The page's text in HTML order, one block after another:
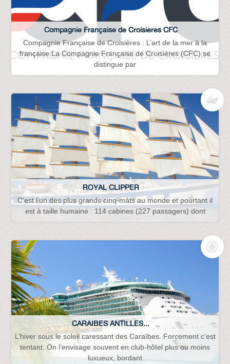
Compagnie Française de Croisières CFC
Compagnie Française de Croisières : L’art de la mer à la
française La Compagnie Française de Croisières (CFC) se
distingue par
ROYAL CLIPPER
C’est l’un des plus grands cinq-mâts au monde et pourtant il
est à taille humaine : 114 cabines (227 passagers) dont
CARAIBES ANTILLES...
L’hiver sous le soleil caressant des Caraïbes. Forcement c’est
tentant. On l’envisage souvent en club-hôtel plus ou moins
luxueux, bordant